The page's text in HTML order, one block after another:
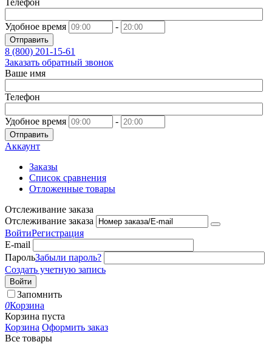
Телефон
Удобное время -
Отправить
8 (800) 201-15-61
Заказать обратный звонок
Ваше имя
Телефон
Удобное время -
Отправить
Аккаунт
Заказы
Список сравнения
Отложенные товары
Отслеживание заказа
Отслеживание заказа
ВойтиРегистрация
E-mail
ПарольЗабыли пароль?
Создать учетную запись
Войти
Запомнить
0Корзина
Корзина пуста
Корзина Оформить заказ
Все товары